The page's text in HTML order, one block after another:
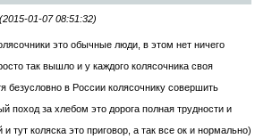
01-07 08:51:32)
это обычные люди, в этом нет ничего
так вышло и у каждого колясочника своя
безусловно в России колясочнику совершить
поход за хлебом это дорога полная трудности и
и тут коляска это приговор, а так все ок и нормально)